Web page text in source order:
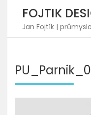
content
FOJTIK
Jan Fojtík |